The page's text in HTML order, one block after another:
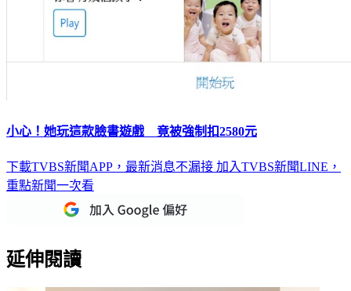
小心！她玩這款臉書遊戲 竟被強制扣2580元
下載TVBS新聞APP，最新消息不漏接 加入TVBS新聞LINE，
重點新聞一次看
延伸閱讀